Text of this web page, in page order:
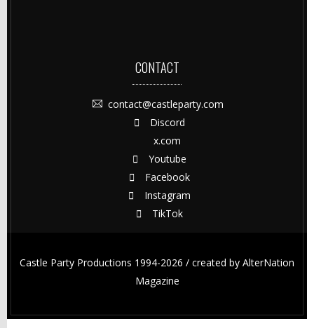
CONTACT
contact@castleparty.com
Discord
x.com
Youtube
Facebook
Instagram
TikTok
Castle Party Productions 1994-2026 / created by AlterNation
Magazine